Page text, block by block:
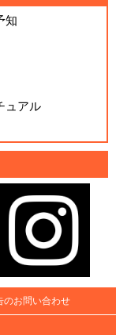
知
ュアル
のお問い合わせ